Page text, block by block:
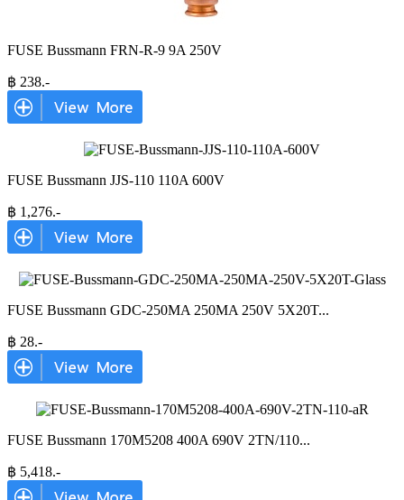
FUSE Bussmann FRN-R-9 9A 250V
฿ 238.-
FUSE Bussmann JJS-110 110A 600V
฿ 1,276.-
FUSE Bussmann GDC-250MA 250MA 250V 5X20T...
฿ 28.-
FUSE Bussmann 170M5208 400A 690V 2TN/110...
฿ 5,418.-